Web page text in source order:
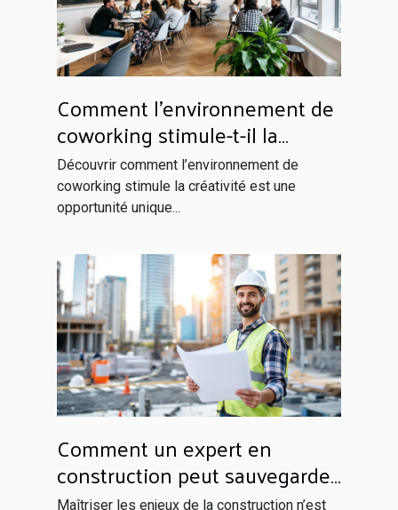
Comment l'environnement de
coworking stimule-t-il la
créativité?
Découvrir comment l’environnement de
coworking stimule la créativité est une
opportunité unique...
Comment un expert en
construction peut sauvegarder
votre investissement ?
Maîtriser les enjeux de la construction n’est